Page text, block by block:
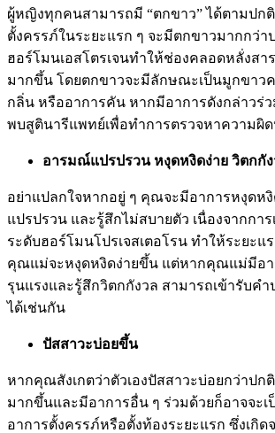
ผู้หญิงทุกคนสามารถมี “ตกขาว” ได้ตามป
ตั้งครรภ์ในระยะแรก ๆ จะมีตกขาวมากกว่า
ฮอร์โมนเอสโตรเจนทำให้ช่องคลอดหลั่งสา
มากขึ้น โดยตกขาวจะมีลักษณะเป็นมูกขาวค
กลิ่น หรืออาการคัน หากมีอาการดังกล่าวร่
พบสูตินารีแพทย์เพื่อทำการตรวจหาความผิ
อารมณ์แปรปรวน หงุดหงิดง่าย วิตกกั
อย่าแปลกใจหากอยู่ ๆ คุณจะมีอาการหงุดห
แปรปรวน และรู้สึกไม่สบายตัว เนื่องจากกา
ระดับฮอร์โมนโปรเจสเตอโรน ทำให้ระยะแ
คุณแม่จะหงุดหงิดง่ายขึ้น แต่หากคุณแม่มีอ
รุนแรงและรู้สึกวิตกกังวล สามารถเข้ารับค
ได้เช่นกัน
ปัสสาวะบ่อยขึ้น
หากคุณสังเกตว่าตัวเองปัสสาวะบ่อยกว่าปก
มากขึ้นและมีอาการอื่น ๆ ร่วมด้วยก็อาจจะ
อาการตั้งครรภ์หรือตั้งท้องระยะแรก ซึ่งเกิด